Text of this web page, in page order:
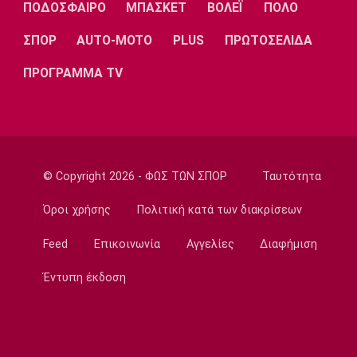
Λίβερπουλ
Μάντσεστερ
Γιουβέντους
Ντόρτμουντ
Ζερμέν
Μονακό
ΠΟΔΟΣΦΑΙΡΟ ΜΠΑΣΚΕΤ ΒΟΛΕΪ ΠΟΛΟ
ΣΠΟΡ AUTO-MOTO PLUS ΠΡΩΤΟΣΕΛΙΔΑ
ΠΡΟΓΡΑΜΜΑ TV
© Copyright 2026 - ΦΩΣ ΤΩΝ ΣΠΟΡ Ταυτότητα
Όροι χρήσης Πολιτική κατά των διακρίσεων
Feed Επικοινωνία Αγγελίες Διαφήμιση
Έντυπη έκδοση